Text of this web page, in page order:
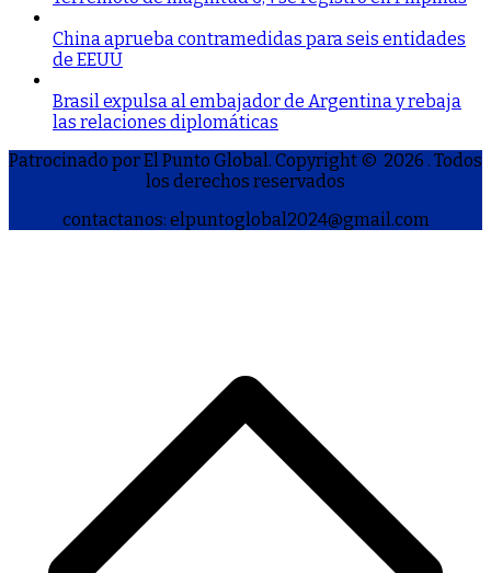
China aprueba contramedidas para seis entidades
de EEUU
Brasil expulsa al embajador de Argentina y rebaja
las relaciones diplomáticas
Patrocinado por El Punto Global. Copyright © 2026 . Todos
los derechos reservados
contactanos: elpuntoglobal2024@gmail.com